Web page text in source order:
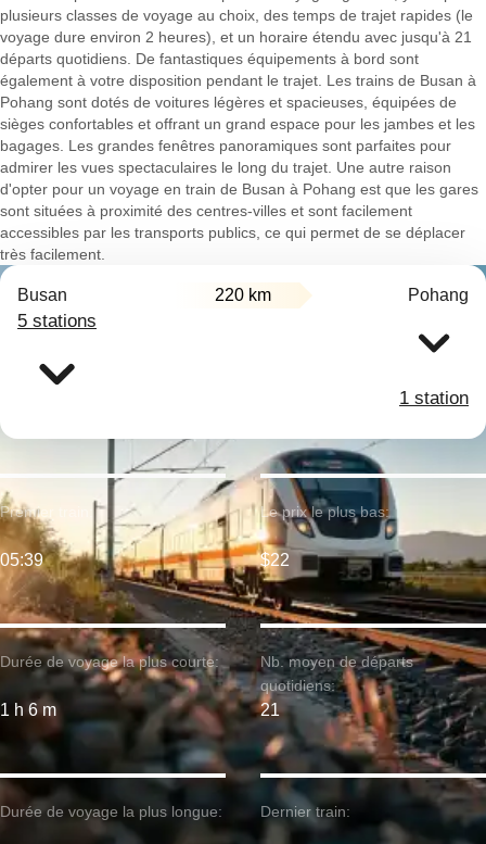
plusieurs classes de voyage au choix, des temps de trajet rapides (le
voyage dure environ 2 heures), et un horaire étendu avec jusqu'à 21
départs quotidiens. De fantastiques équipements à bord sont
également à votre disposition pendant le trajet. Les trains de Busan à
Pohang sont dotés de voitures légères et spacieuses, équipées de
sièges confortables et offrant un grand espace pour les jambes et les
bagages. Les grandes fenêtres panoramiques sont parfaites pour
admirer les vues spectaculaires le long du trajet. Une autre raison
d'opter pour un voyage en train de Busan à Pohang est que les gares
sont situées à proximité des centres-villes et sont facilement
accessibles par les transports publics, ce qui permet de se déplacer
très facilement.
Busan 220 km Pohang
5 stations
1 station
Durée de voyage la plus courte:
1 h 6 m
Premier train:
05:39
Durée de voyage la plus longue:
Le prix le plus bas:
$22
Nb. moyen de départs
quotidiens:
21
Dernier train: